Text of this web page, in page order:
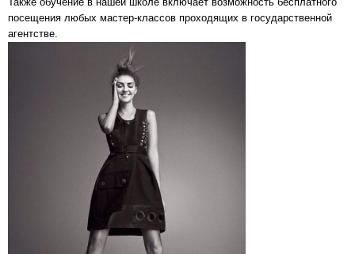
посещения любых мастер-классов проходящих в государственной
агентстве.